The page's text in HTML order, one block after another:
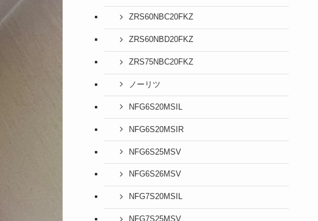
ZRS60NBC20FKZ
ZRS60NBD20FKZ
ZRS75NBC20FKZ
ノーリツ
NFG6S20MSIL
NFG6S20MSIR
NFG6S25MSV
NFG6S26MSV
NFG7S20MSIL
NFG7S25MSV